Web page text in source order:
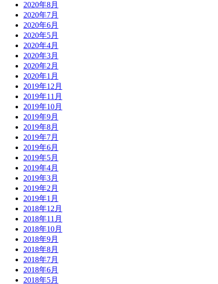
2020年8月
2020年7月
2020年6月
2020年5月
2020年4月
2020年3月
2020年2月
2020年1月
2019年12月
2019年11月
2019年10月
2019年9月
2019年8月
2019年7月
2019年6月
2019年5月
2019年4月
2019年3月
2019年2月
2019年1月
2018年12月
2018年11月
2018年10月
2018年9月
2018年8月
2018年7月
2018年6月
2018年5月